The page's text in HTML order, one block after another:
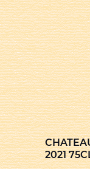
2021